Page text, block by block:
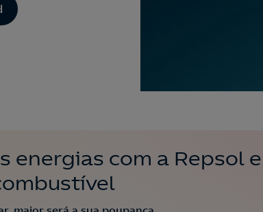
energias com a Repsol